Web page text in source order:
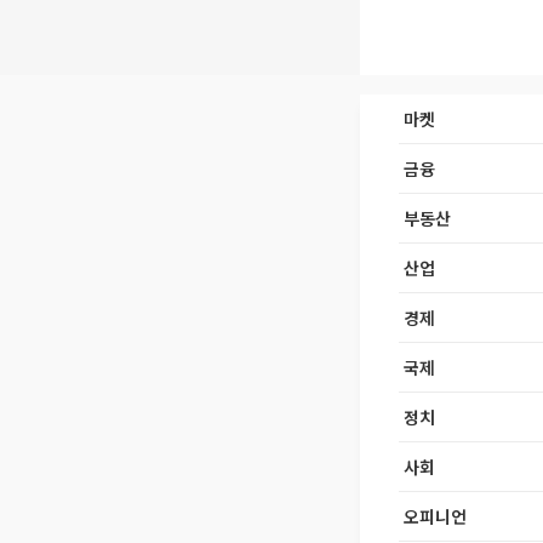
마켓
금융
부동산
산업
경제
국제
정치
사회
오피니언